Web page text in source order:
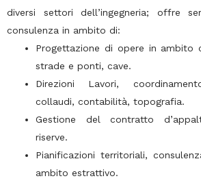
diversi settori dell’ingegneria; offre
consulenza in ambito di:
Progettazione di opere in ambito
strade e ponti, cave.
Direzioni Lavori,
collaudi, contabilità, topografia.
Gestione del contratto
riserve.
Pianificazioni territoriali,
ambito estrattivo.